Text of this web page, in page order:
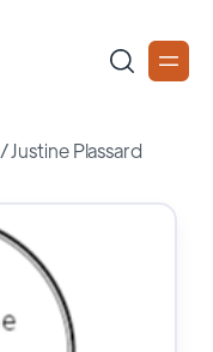
/Justine Plassard